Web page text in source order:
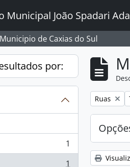
Municipal João Spadari
de Caxias do Sul
por:
1
1
Remover
Ruas